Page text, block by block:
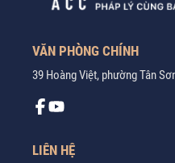
VĂN PHÒNG CHÍNH
39 Hoàng Việt, phường Tân
LIÊN HỆ